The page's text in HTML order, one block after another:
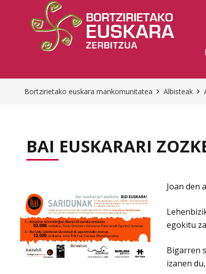
Bortzirietako euskara mankomunitatea Albisteak
BAI EUSKARARI
Joan den
egokitu
Bigarren
izanen